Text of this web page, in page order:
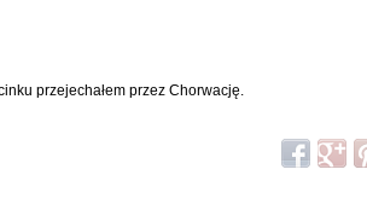
przejechałem przez Chorwację.